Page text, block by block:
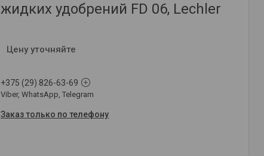
жидких удобрений FD 06, Lechler
Цену уточняйте
+375 (29) 826-63-69
Viber, WhatsApp, Telegram
Заказ только по телефону